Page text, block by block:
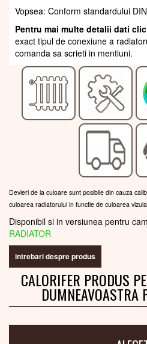
Vopsea: Conform standardului
Pentru mai multe detalii dati
exact tipul de conexiune a
comanda sa scrieti in mentiuni.
Devieri de la culoare sunt posibile din cauza
culoarea radiatorului in functie de culoarea
Disponibil si in versiunea pentru
RADIATOR
intrebari despre produs
CALORIFER PRODUS
DUMNEAVOASTRA